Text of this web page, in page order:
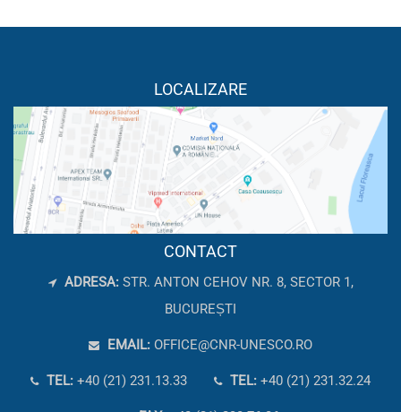
LOCALIZARE
CONTACT
ADRESA: STR. ANTON CEHOV NR. 8, SECTOR 1,
BUCUREȘTI
EMAIL: OFFICE@CNR-UNESCO.RO
TEL: +40 (21) 231.13.33 TEL: +40 (21) 231.32.24